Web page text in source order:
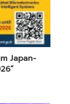
Japan-